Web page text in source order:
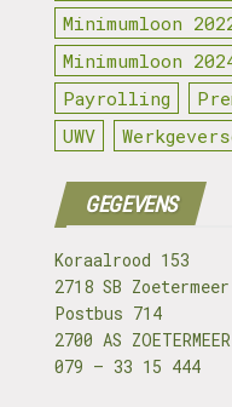
Minimumloon
Minimumloon
Payrolling
UWV
GEGEVENS
Koraalrood 153
2718 SB Zoetermeer
Postbus 714
2700 AS ZOETERMEER
079 – 33 15 444